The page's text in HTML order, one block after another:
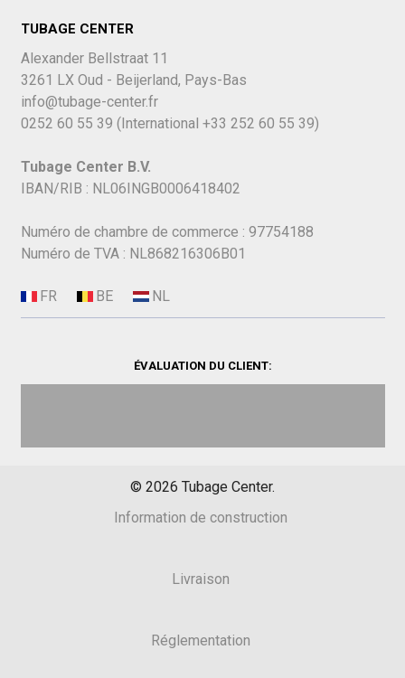
TUBAGE CENTER
Alexander Bellstraat 11
3261 LX Oud - Beijerland, Pays-Bas
info@tubage-center.fr
0252 60 55 39 (International +33 252 60 55 39)
Tubage Center B.V.
IBAN/RIB : NL06INGB0006418402
Numéro de chambre de commerce : 97754188
Numéro de TVA : NL868216306B01
ÉVALUATION DU CLIENT:
© 2026 Tubage Center.
Information de construction
Livraison
Réglementation